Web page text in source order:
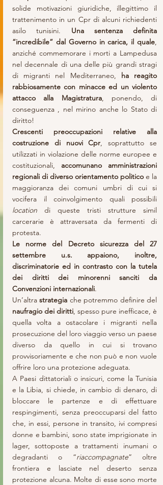
solide motivazioni giuridiche, illegittimo il
trattenimento in un Cpr di alcuni richiedenti
asilo tunisini. Una sentenza definita
“incredibile” dal Governo in carica, il quale,
anziché commemorare i morti a Lampedusa
nel decennale di una delle più grandi stragi
di migranti nel Mediterraneo, ha reagito
rabbiosamente con minacce ed un violento
attacco alla Magistratura, ponendo, di
conseguenza , nel mirino anche lo Stato di
diritto!
Crescenti preoccupazioni relative alla
costruzione di nuovi Cpr, soprattutto se
utilizzati in violazione delle norme europee e
costituzionali, accomunano amministrazioni
regionali di diverso orientamento politico e la
maggioranza dei comuni umbri di cui si
location di queste tristi strutture simil
carcerarie è attraversata da fermenti di
protesta.
Le norme del Decreto sicurezza del 27
settembre u.s. appaiono, inoltre,
discriminatorie ed in contrasto con la tutela
dei diritti dei minorenni sanciti da
Convenzioni internazionali.
Un’altra strategia che potremmo definire del
naufragio dei diritti, spesso pure inefficace, è
quella volta a ostacolare i migranti nella
prosecuzione del loro viaggio verso un paese
diverso da quello in cui si trovano
provvisoriamente e che non può e non vuole
offrire loro una protezione adeguata.
A Paesi dittatoriali o insicuri, come la Tunisia
e la Libia, si chiede, in cambio di denaro, di
bloccare le partenze e di effettuare
respingimenti, senza preoccuparsi del fatto
che, in essi, persone in transito, ivi compresi
donne e bambini, sono state imprigionate in
lager, sottoposte a trattamenti inumani o
degradanti o “riaccompagnate” oltre
frontiera e lasciate nel deserto senza
protezione alcuna. Molte di esse sono morte